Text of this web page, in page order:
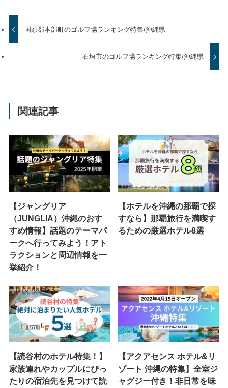
国頭郡本部町のゴルフ場ランキング特集/沖縄県
石垣市のゴルフ場ランキング特集/沖縄県
関連記事
【ジャングリア
（JUNGLIA）沖縄のおす
すめ情報】話題のテーマパ
ークへ行ってみよう！アト
ラクションと周辺情報を一
挙紹介！
【ホテルを沖縄の那覇で探
すなら】那覇旅行を満喫す
るための厳選ホテル8選
【読谷村のホテル特集！】
家族連れやカップルにぴっ
たりの宿泊先を見つけて読
【アクアセンス ホテル&リ
ゾート 沖縄の特集】全室ジ
ャグジー付き！非日常を味